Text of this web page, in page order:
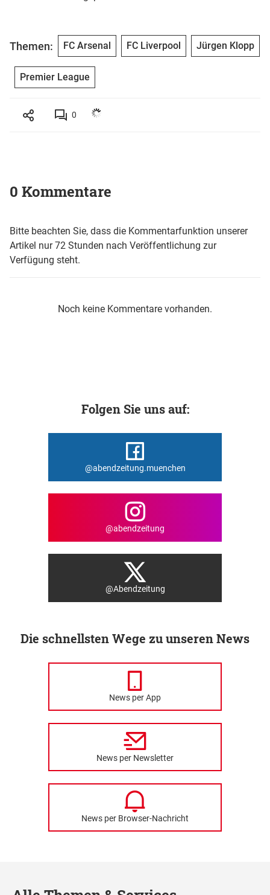
Themen: FC Arsenal FC Liverpool Jürgen Klopp
Premier League
0
0 Kommentare
Bitte beachten Sie, dass die Kommentarfunktion unserer
Artikel nur 72 Stunden nach Veröffentlichung zur
Verfügung steht.
Noch keine Kommentare vorhanden.
Folgen Sie uns auf:
@abendzeitung.muenchen
@abendzeitung
@Abendzeitung
Die schnellsten Wege zu unseren News
News per App
News per Newsletter
News per Browser-Nachricht